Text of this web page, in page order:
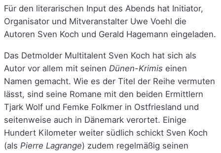
Für den literarischen Input des Abends hat Initiator,
Organisator und Mitveranstalter Uwe Voehl die
Autoren Sven Koch und Gerald Hagemann eingeladen.
Das Detmolder Multitalent Sven Koch hat sich als
Autor vor allem mit seinen Dünen-Krimis einen
Namen gemacht. Wie es der Titel der Reihe vermuten
lässt, sind seine Romane mit den beiden Ermittlern
Tjark Wolf und Femke Folkmer in Ostfriesland und
seitenweise auch in Dänemark verortet. Einige
Hundert Kilometer weiter südlich schickt Sven Koch
(als Pierre Lagrange) zudem regelmäßig seinen